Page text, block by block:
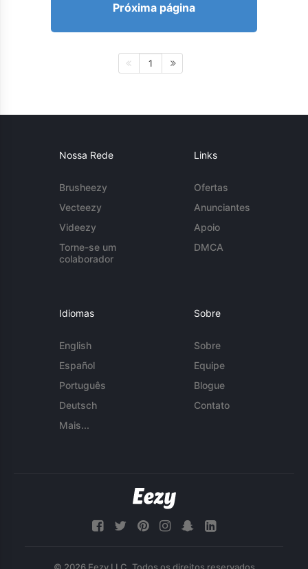
Próxima página
1
Nossa Rede
Brusheezy
Vecteezy
Videezy
Torne-se um
colaborador
Links
Ofertas
Anunciantes
Apoio
DMCA
Idiomas
English
Español
Português
Deutsch
Mais...
Sobre
Sobre
Equipe
Blogue
Contato